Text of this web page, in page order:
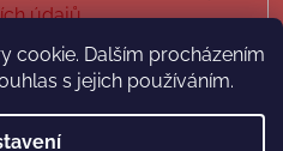
cookie. Dalším procházením
s jejich používáním.
údajů.
SE